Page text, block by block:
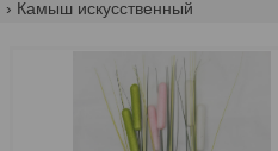
Камыш искусственный